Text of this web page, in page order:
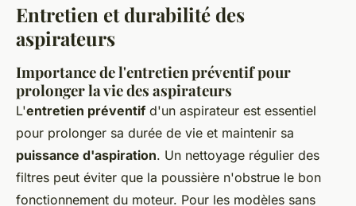
Entretien et durabilité des
aspirateurs
Importance de l'entretien préventif pour
prolonger la vie des aspirateurs
L'entretien préventifd'un aspirateur est essentiel
pour prolonger sa durée de vie et maintenir sa
puissance d'aspiration. Un nettoyage régulier des
filtres peut éviter que la poussière n'obstrue le bon
fonctionnement du moteur. Pour les modèles sans